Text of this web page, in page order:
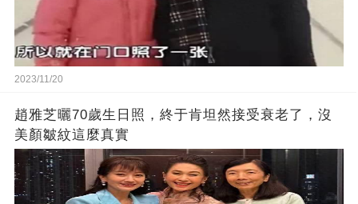
2023/11/20
趙雅芝曬70歲生日照，終于肯坦然接受衰老了，沒
美顏皺紋這麼真實